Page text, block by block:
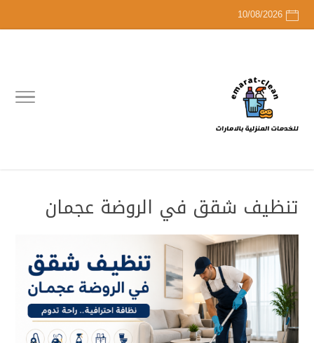
10/08/2026
تنظيف شقق في الروضة عجمان